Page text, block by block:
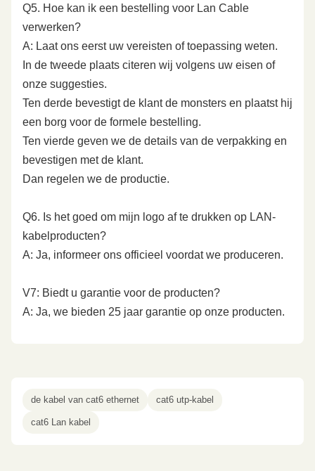
Q5. Hoe kan ik een bestelling voor Lan Cable
verwerken?
A: Laat ons eerst uw vereisten of toepassing weten.
In de tweede plaats citeren wij volgens uw eisen of
onze suggesties.
Ten derde bevestigt de klant de monsters en plaatst hij
een borg voor de formele bestelling.
Ten vierde geven we de details van de verpakking en
bevestigen met de klant.
Dan regelen we de productie.
Q6. Is het goed om mijn logo af te drukken op LAN-
kabelproducten?
A: Ja, informeer ons officieel voordat we produceren.
V7: Biedt u garantie voor de producten?
A: Ja, we bieden 25 jaar garantie op onze producten.
de kabel van cat6 ethernet cat6 utp-kabel
cat6 Lan kabel